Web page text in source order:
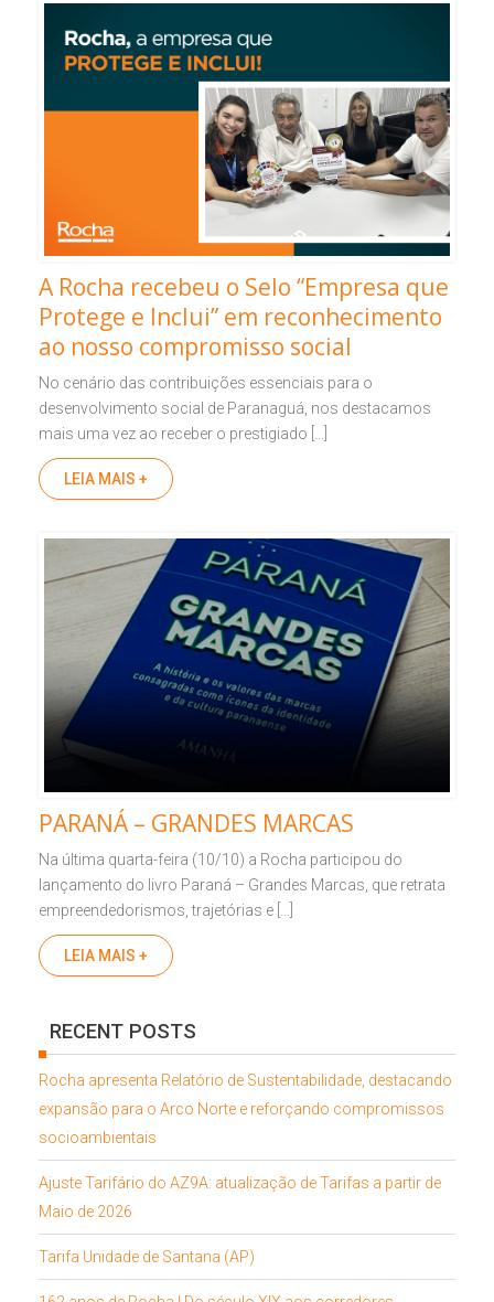
A Rocha recebeu o Selo “Empresa que
Protege e Inclui” em reconhecimento
ao nosso compromisso social
No cenário das contribuições essenciais para o
desenvolvimento social de Paranaguá, nos destacamos
mais uma vez ao receber o prestigiado […]
LEIA MAIS +
PARANÁ – GRANDES MARCAS
Na última quarta-feira (10/10) a Rocha participou do
lançamento do livro Paraná – Grandes Marcas, que retrata
empreendedorismos, trajetórias e […]
LEIA MAIS +
RECENT POSTS
Rocha apresenta Relatório de Sustentabilidade, destacando
expansão para o Arco Norte e reforçando compromissos
socioambientais
Ajuste Tarifário do AZ9A: atualização de Tarifas a partir de
Maio de 2026
Tarifa Unidade de Santana (AP)